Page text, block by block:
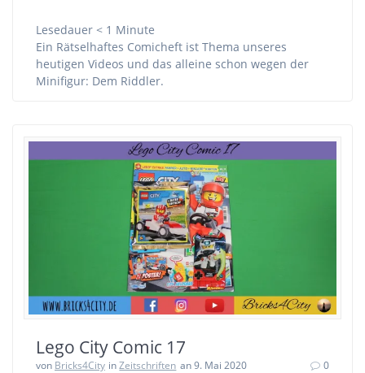
Lesedauer < 1 Minute
Ein Rätselhaftes Comicheft ist Thema unseres
heutigen Videos und das alleine schon wegen der
Minifigur: Dem Riddler.
Lego City Comic 17
von Bricks4City inZeitschriften an 9. Mai 2020 0